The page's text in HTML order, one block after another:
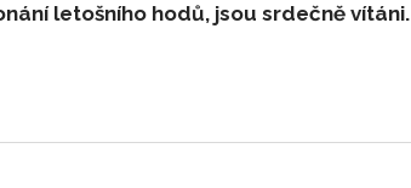
letošního hodů, jsou srdečně vítáni.